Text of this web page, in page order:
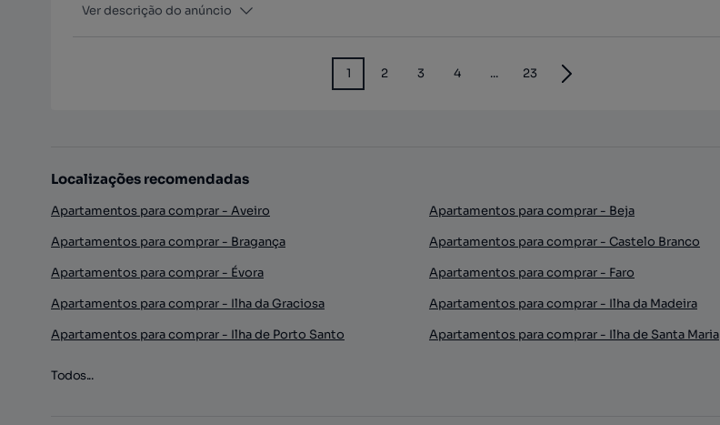
Ver descrição do anúncio
1 2 3 4 ... 23
Localizações recomendadas
Apartamentos para comprar - Aveiro Apartamentos para comprar - Beja
Apartamentos para comprar - Bragança
Apartamentos para comprar - Castelo Branco
Apartamentos para comprar - Évora
Apartamentos para comprar - Faro
Apartamentos para comprar - Ilha da Graciosa
Apartamentos para comprar - Ilha da Madeira
Apartamentos para comprar - Ilha de Porto Santo
Apartamentos para comprar - Ilha de Santa Maria
Todos...